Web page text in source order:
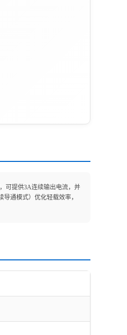
可提供‌3A连续输出电流‌，并
通模式）优化轻载效率，